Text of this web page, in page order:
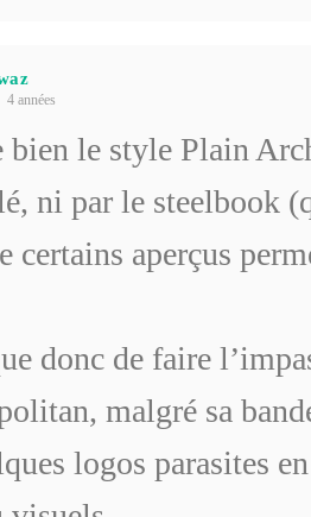
4 années
bien le style Plain
ni par le steelbook
certains aperçus
donc de faire
malgré sa
logos parasites